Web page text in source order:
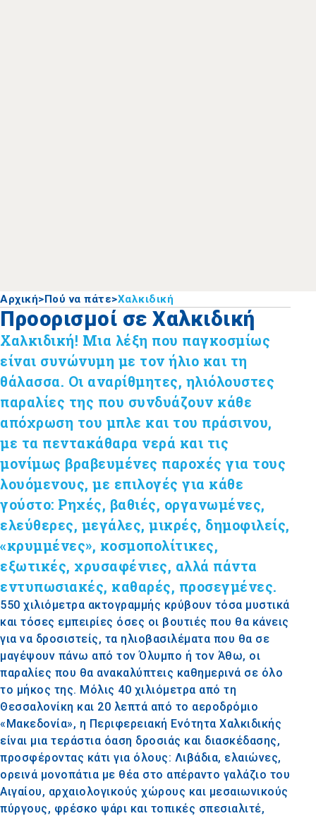
Αρχική>Πού να πάτε>Χαλκιδική
Προορισμοί σε Χαλκιδική
Χαλκιδική! Μια λέξη που παγκοσμίως
είναι συνώνυμη με τον ήλιο και τη
θάλασσα. Οι αναρίθμητες, ηλιόλουστες
παραλίες της που συνδυάζουν κάθε
απόχρωση του μπλε και του πράσινου,
με τα πεντακάθαρα νερά και τις
μονίμως βραβευμένες παροχές για τους
λουόμενους, με επιλογές για κάθε
γούστο: Ρηχές, βαθιές, οργανωμένες,
ελεύθερες, μεγάλες, μικρές, δημοφιλείς,
«κρυμμένες», κοσμοπολίτικες,
εξωτικές, χρυσαφένιες, αλλά πάντα
εντυπωσιακές, καθαρές, προσεγμένες.
550 χιλιόμετρα ακτογραμμής κρύβουν τόσα μυστικά
και τόσες εμπειρίες όσες οι βουτιές που θα κάνεις
για να δροσιστείς, τα ηλιοβασιλέματα που θα σε
μαγέψουν πάνω από τον Όλυμπο ή τον Άθω, οι
παραλίες που θα ανακαλύπτεις καθημερινά σε όλο
το μήκος της. Μόλις 40 χιλιόμετρα από τη
Θεσσαλονίκη και 20 λεπτά από το αεροδρόμιο
«Μακεδονία», η Περιφερειακή Ενότητα Χαλκιδικής
είναι μια τεράστια όαση δροσιάς και διασκέδασης,
προσφέροντας κάτι για όλους: Λιβάδια, ελαιώνες,
ορεινά μονοπάτια με θέα στο απέραντο γαλάζιο του
Αιγαίου, αρχαιολογικούς χώρους και μεσαιωνικούς
πύργους, φρέσκο ψάρι και τοπικές σπεσιαλιτέ,